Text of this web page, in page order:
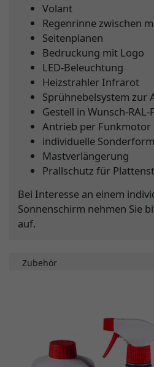
Volant
Regenrinne zwischen
Seitenplanen
Bedruckung mit Logo
LED-Beleuchtung
Heizstrahler Infrarot
Sprühnebelsystem zur
Gestell in Wunsch-RAL-
Antrieb per Funkmotor
individuelle
Mastverlängerung
Prallschutz für
Bei Interesse an einem
Sonnenschirm nehmen Sie
auf.
Zubehör